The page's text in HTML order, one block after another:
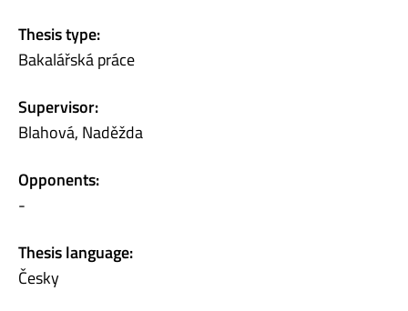
Thesis type:
Bakalářská práce
Supervisor:
Blahová, Naděžda
Opponents:
-
Thesis language:
Česky